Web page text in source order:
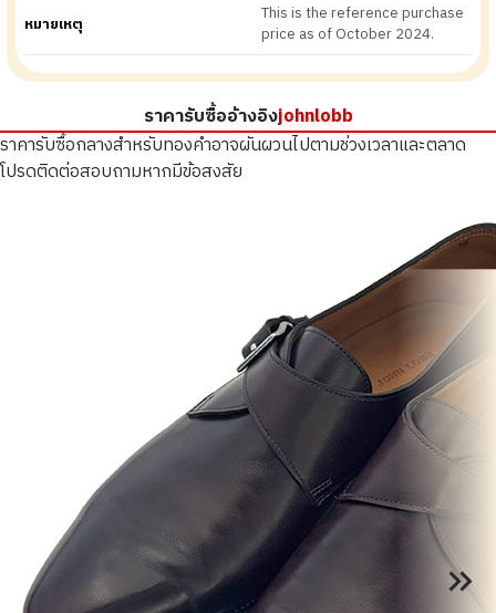
หมายเหตุ
This is the reference purchase
price as of October 2024.
ราคารับซื้ออ้างอิงjohnlobb
ราคารับซื้อกลางสำหรับทองคำอาจผันผวนไปตามช่วงเวลาและตลาด
โปรดติดต่อสอบถามหากมีข้อสงสัย